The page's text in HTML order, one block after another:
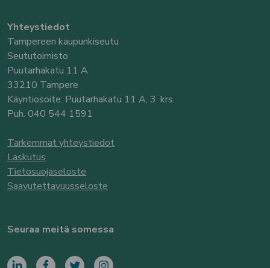
Yhteystiedot
Tampereen kaupunkiseutu
Seututoimisto
Puutarhakatu 11 A
33210 Tampere
Käyntiosoite: Puutarhakatu 11 A, 3. krs.
Puh. 040 544 1591
Tarkemmat yhteystiedot
Laskutus
Tietosuojaseloste
Saavutettavuusseloste
Seuraa meitä somessa